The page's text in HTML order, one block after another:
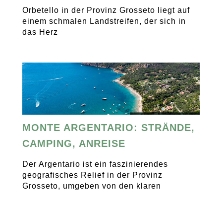
Orbetello in der Provinz Grosseto liegt auf
einem schmalen Landstreifen, der sich in
das Herz
MONTE ARGENTARIO: STRÄNDE,
CAMPING, ANREISE
Der Argentario ist ein faszinierendes
geografisches Relief in der Provinz
Grosseto, umgeben von den klaren